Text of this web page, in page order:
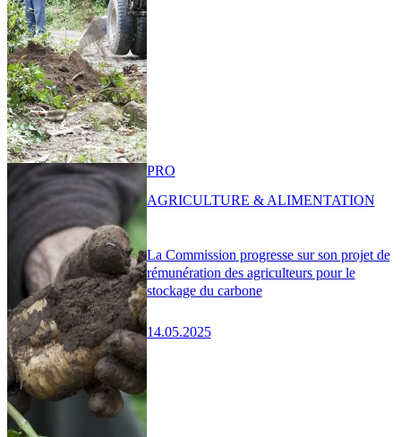
La Commission progresse sur son projet de
rémunération des agriculteurs pour le
stockage du carbone
14.05.2025
PRO
AGRICULTURE & ALIMENTATION